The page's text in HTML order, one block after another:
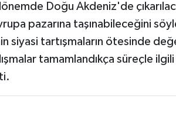
Doğu Akdeniz'de
pazarına taşınabileceğini
siyasi tartışmaların ötesinde
tamamlandıkça süreçle